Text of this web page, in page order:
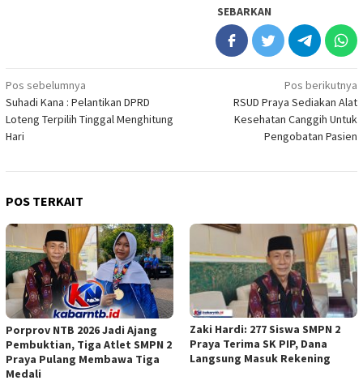
SEBARKAN
Navigasi
pos
Pos sebelumnya
Suhadi Kana : Pelantikan DPRD
Loteng Terpilih Tinggal Menghitung
Hari
Pos berikutnya
RSUD Praya Sediakan Alat
Kesehatan Canggih Untuk
Pengobatan Pasien
POS TERKAIT
Porprov NTB 2026 Jadi Ajang
Pembuktian, Tiga Atlet SMPN 2
Praya Pulang Membawa Tiga
Medali
Zaki Hardi: 277 Siswa SMPN 2
Praya Terima SK PIP, Dana
Langsung Masuk Rekening